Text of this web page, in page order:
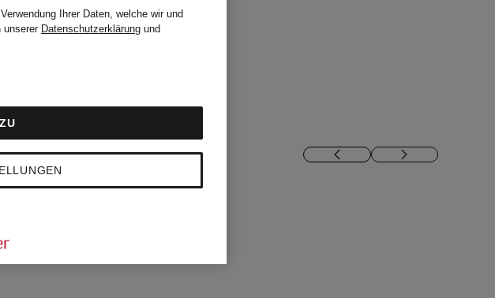
VON
Ihrer Daten, welche wir und
unserer Datenschutzerklärung und